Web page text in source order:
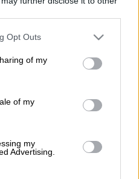
uses one or more Google
behaviour. You may click to
and its third-party tags to
purposes in below Google
Opt Outs
of my
of my
my
Advertising.
με ασθενοφόρο του
του.
23χρονος